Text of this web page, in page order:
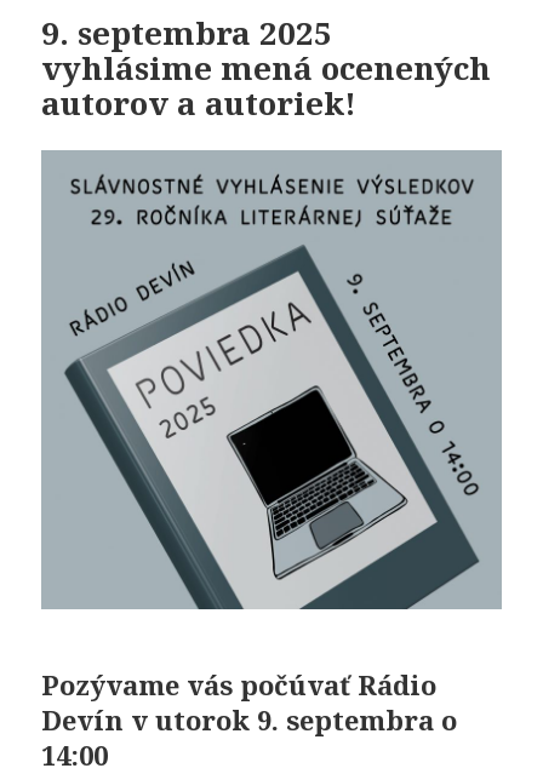
9. septembra 2025
vyhlásime mená ocenených
autorov a autoriek!
Pozývame vás počúvať Rádio
Devín v utorok 9. septembra o
14:00